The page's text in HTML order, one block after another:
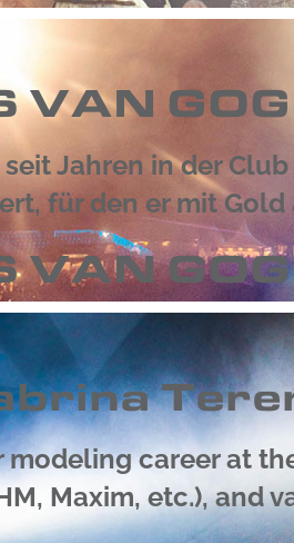
VAN
Jahren in der
für den er mit
VAN
modeling career at
Maxim, etc.), and